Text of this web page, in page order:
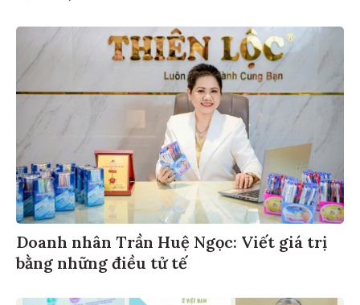
Doanh nhân Trần Huệ Ngọc: Viết giá trị
bằng những điều tử tế